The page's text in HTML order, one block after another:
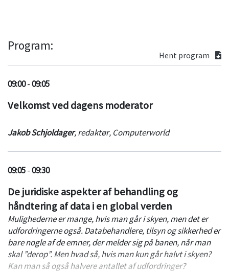
Program:
Hent program
09:00-09:05
Velkomst ved dagens moderator
Jakob Schjoldager,redaktør, Computerworld
09:05-09:30
De juridiske aspekter af behandling og
håndtering af data i en global verden
Mulighederne er mange, hvis man går i skyen, men det er
udfordringerne også. Databehandlere, tilsyn og sikkerhed er
bare nogle af de emner, der melder sig på banen, når man
skal ”derop”. Men hvad så, hvis man kun går halvt i skyen?
Kan man så også halvere antallet af udfordringer?